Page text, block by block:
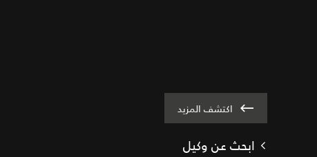
اكتشف المزيد
ابحث عن وكيل